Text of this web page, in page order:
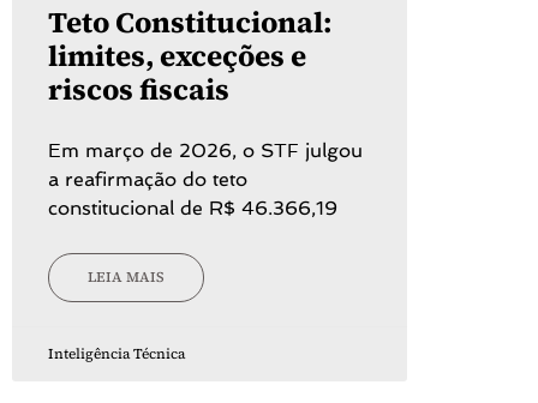
Teto Constitucional:
limites, exceções e
riscos fiscais
Em março de 2026, o STF julgou
a reafirmação do teto
constitucional de R$ 46.366,19
LEIA MAIS
Inteligência Técnica